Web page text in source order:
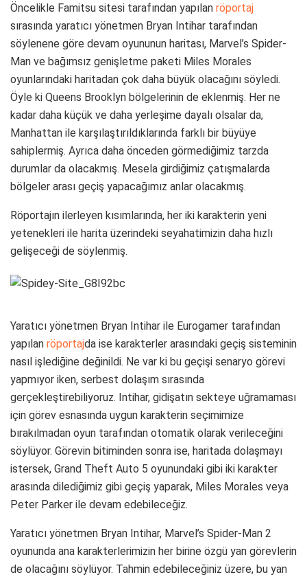
Öncelikle Famitsu sitesi tarafından yapılan röportaj
sırasında yaratıcı yönetmen Bryan Intihar tarafından
söylenene göre devam oyununun haritası, Marvel’s Spider-
Man ve bağımsız genişletme paketi Miles Morales
oyunlarındaki haritadan çok daha büyük olacağını söyledi.
Öyle ki Queens Brooklyn bölgelerinin de eklenmiş. Her ne
kadar daha küçük ve daha yerleşime dayalı olsalar da,
Manhattan ile karşılaştırıldıklarında farklı bir büyüye
sahiplermiş. Ayrıca daha önceden görmediğimiz tarzda
durumlar da olacakmış. Mesela girdiğimiz çatışmalarda
bölgeler arası geçiş yapacağımız anlar olacakmış.
Röportajın ilerleyen kısımlarında, her iki karakterin yeni
yetenekleri ile harita üzerindeki seyahatimizin daha hızlı
gelişeceği de söylenmiş.
Yaratıcı yönetmen Bryan Intihar ile Eurogamer tarafından
yapılan röportajda ise karakterler arasındaki geçiş sisteminin
nasıl işlediğine değinildi. Ne var ki bu geçişi senaryo görevi
yapmıyor iken, serbest dolaşım sırasında
gerçekleştirebiliyoruz. Intihar, gidişatın sekteye uğramaması
için görev esnasında uygun karakterin seçimimize
bırakılmadan oyun tarafından otomatik olarak verileceğini
söylüyor. Görevin bitiminden sonra ise, haritada dolaşmayı
istersek, Grand Theft Auto 5 oyunundaki gibi iki karakter
arasında dilediğimiz gibi geçiş yaparak, Miles Morales veya
Peter Parker ile devam edebileceğiz.
Yaratıcı yönetmen Bryan Intihar, Marvel’s Spider-Man 2
oyununda ana karakterlerimizin her birine özgü yan görevlerin
de olacağını söylüyor. Tahmin edebileceğiniz üzere, bu yan